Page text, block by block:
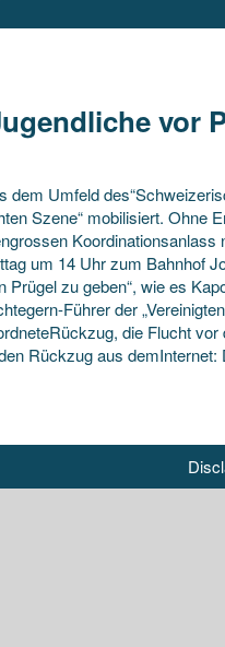
vor
dem Umfeld
Szene“ mobilisiert. Ohne
Koordinationsanlass
um 14 Uhr zum Bahnhof
zu geben“, wie es
Führer der
die Flucht
Rückzug aus